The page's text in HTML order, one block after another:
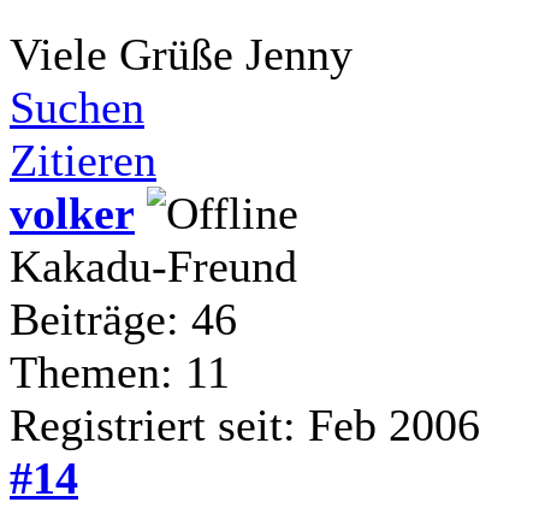
Viele Grüße Jenny
Suchen
Zitieren
volker
Kakadu-Freund
Beiträge: 46
Themen: 11
Registriert seit: Feb 2006
#14